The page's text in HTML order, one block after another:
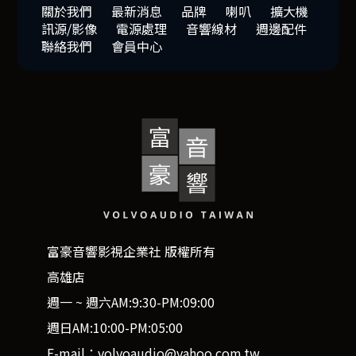
關於我們 最新消息 品牌 喇叭
擴大機
訊源/影像
電源處理 音響線材
週邊配件
聯絡我們
會員中心
富豪音響影視企業社 版權所有
高雄店
週一 ~ 週六AM:9:30-PM:09:00
週日AM:10:00-PM:05:00